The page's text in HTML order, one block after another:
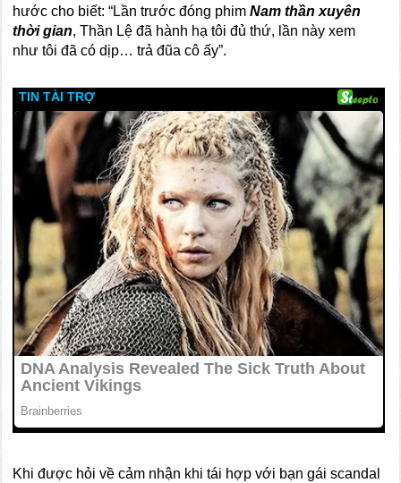
hước cho biết: “Lần trước đóng phimNam thần xuyên
thời gian, Thần Lệ đã hành hạ tôi đủ thứ, lần này xem
như tôi đã có dịp… trả đũa cô ấy”.
Khi được hỏi về cảm nhận khi tái hợp với bạn gái scandal